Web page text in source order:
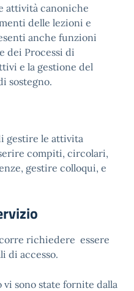
attività canoniche
delle lezioni e
anche funzioni
dei Processi di
e la gestione del
sostegno.
gestire le attivita
compiti, circolari,
gestire colloqui, e
richiedere essere
di accesso.
vi sono state fornite dalla